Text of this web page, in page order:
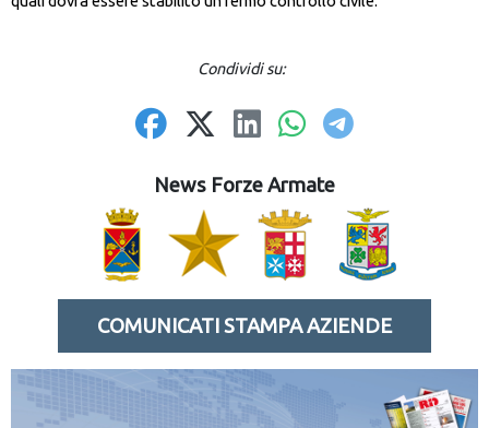
Condividi su:
News Forze Armate
COMUNICATI STAMPA AZIENDE